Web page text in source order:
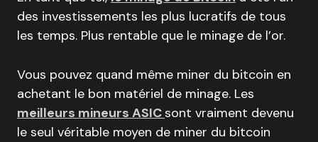
des investissements les plus lucratifs de tous
les temps. Plus rentable que le minage de l’or.
Vous pouvez quand même miner du bitcoin en
achetant le bon matériel de minage. Les
meilleurs mineurs ASICsont vraiment devenu
le seul véritable moyen de miner du bitcoin